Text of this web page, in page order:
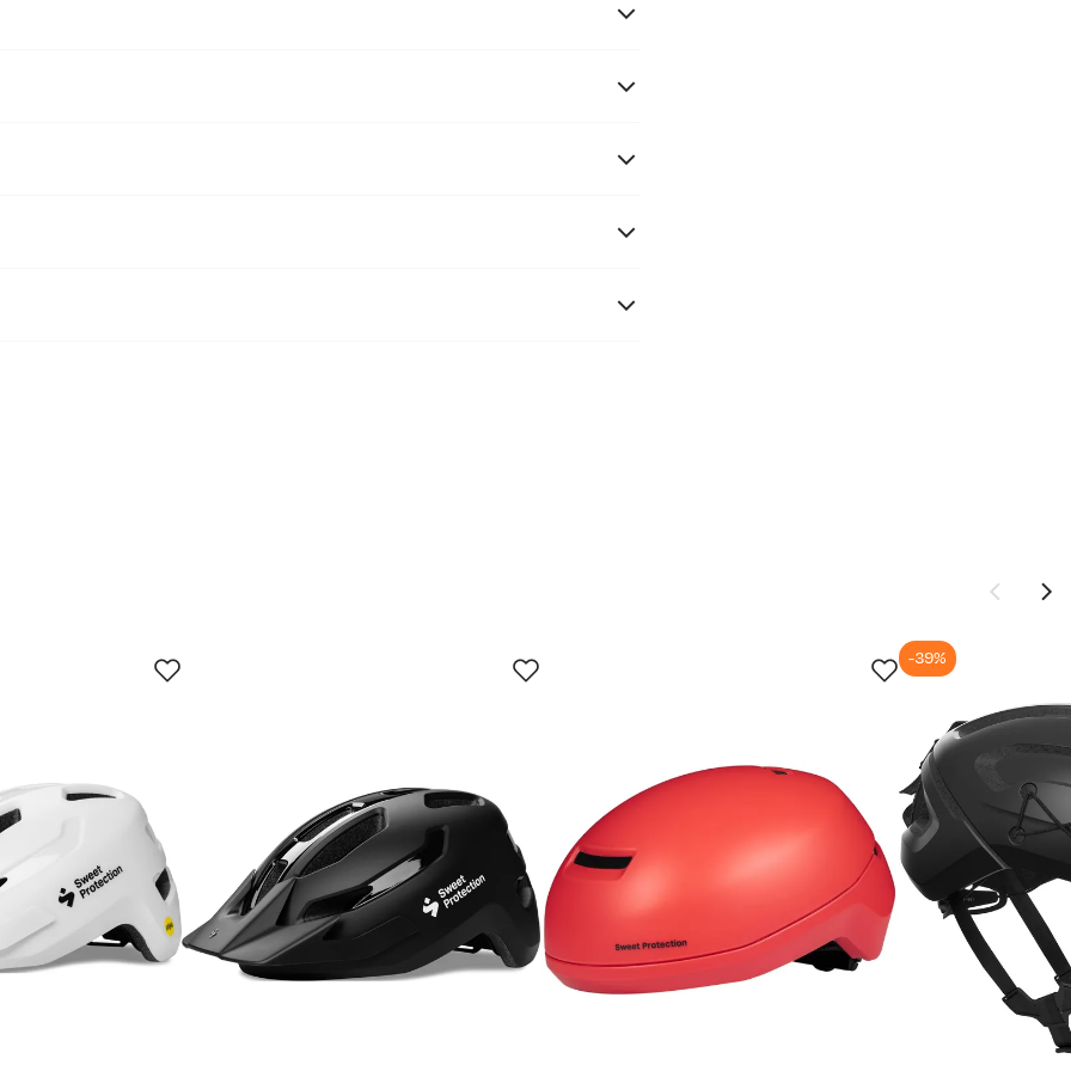
Ny pris
1 179,-
1 499,-
1 129,-
-39%